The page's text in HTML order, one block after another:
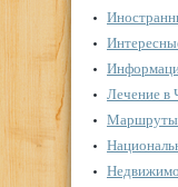
Лечение в
Маршруты